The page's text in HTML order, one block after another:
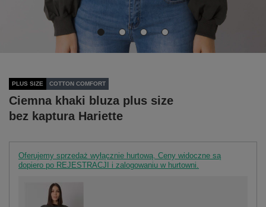
PLUS SIZE COTTON COMFORT
Ciemna khaki bluza plus size
bez kaptura Hariette
Oferujemy sprzedaż wyłącznie hurtową. Ceny widoczne są
dopiero po REJESTRACJI i zalogowaniu w hurtowni.